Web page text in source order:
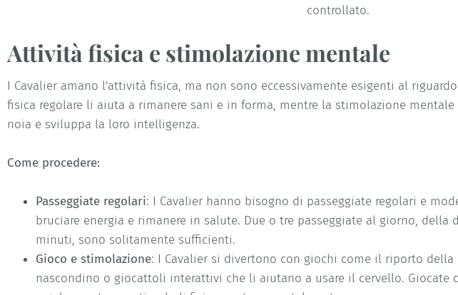
controllato.
Attività fisica e stimolazione mentale
I Cavalier amano l'attività fisica, ma non sono eccessivamente esigenti al
fisica regolare li aiuta a rimanere sani e in forma, mentre la stimolazione mentale
noia e sviluppa la loro intelligenza.
Come procedere:
Passeggiate regolari: I Cavalier hanno bisogno di passeggiate regolari e
bruciare energia e rimanere in salute. Due o tre passeggiate al giorno, della
minuti, sono solitamente sufficienti.
Gioco e stimolazione: I Cavalier si divertono con giochi come il riporto della
nascondino o giocattoli interattivi che li aiutano a usare il cervello. Giocate